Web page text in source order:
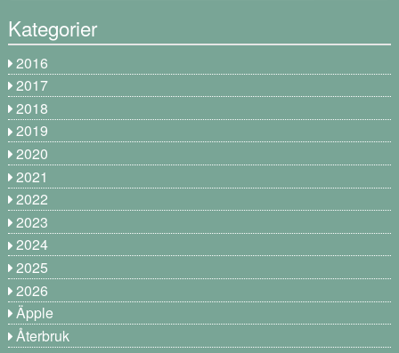
Kategorier
2016
2017
2018
2019
2020
2021
2022
2023
2024
2025
2026
Äpple
Återbruk